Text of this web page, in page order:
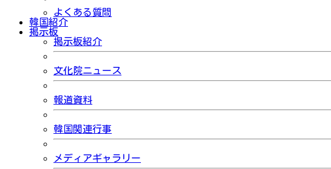
よくある質問
韓国紹介
掲示板
掲示板紹介
文化院ニュース
報道資料
韓国関連行事
メディアギャラリー